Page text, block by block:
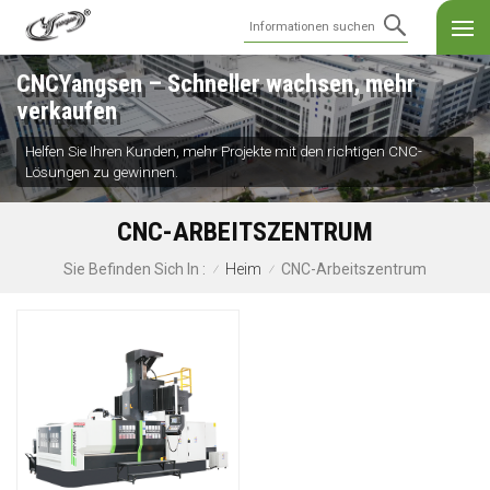
CNCYangsen – Schneller wachsen, mehr
verkaufen
Helfen Sie Ihren Kunden, mehr Projekte mit den richtigen CNC-
Lösungen zu gewinnen.
CNC-ARBEITSZENTRUM
Sie Befinden Sich In : / Heim / CNC-Arbeitszentrum